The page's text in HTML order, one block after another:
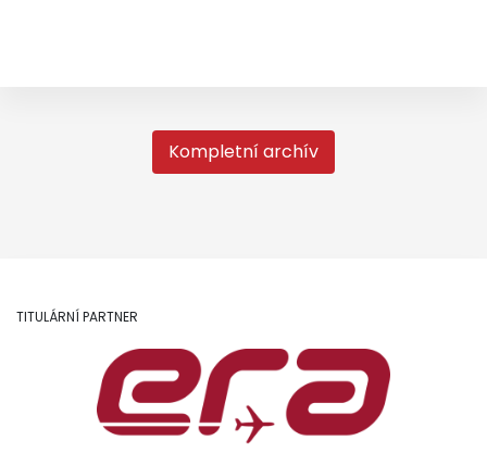
Kompletní archív
TITULÁRNÍ PARTNER